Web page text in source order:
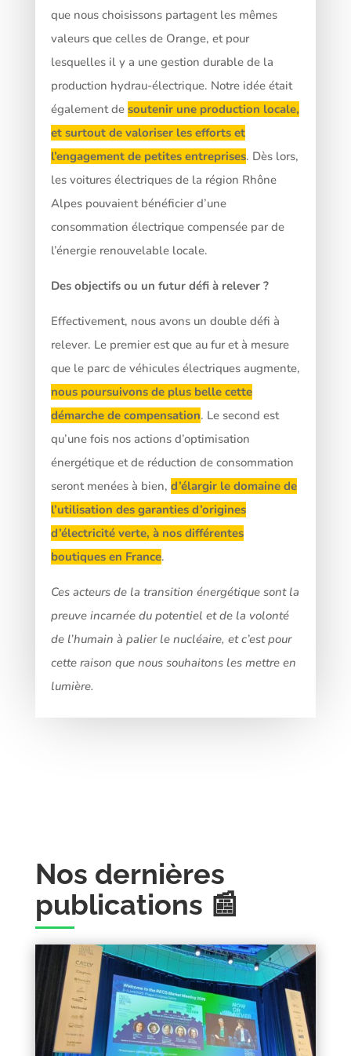
que nous choisissons partagent les mêmes
valeurs que celles de Orange, et pour
lesquelles il y a une gestion durable de la
production hydrau-électrique. Notre idée était
également de soutenir une production locale,
et surtout de valoriser les efforts et
l’engagement de petites entreprises. Dès lors,
les voitures électriques de la région Rhône
Alpes pouvaient bénéficier d’une
consommation électrique compensée par de
l’énergie renouvelable locale.
Des objectifs ou un futur défi à relever ?
Effectivement, nous avons un double défi à
relever. Le premier est que au fur et à mesure
que le parc de véhicules électriques augmente,
nous poursuivons de plus belle cette
démarche de compensation. Le second est
qu’une fois nos actions d’optimisation
énergétique et de réduction de consommation
seront menées à bien, d’élargir le domaine de
l’utilisation des garanties d’origines
d’électricité verte, à nos différentes
boutiques en France.
Ces acteurs de la transition énergétique sont la
preuve incarnée du potentiel et de la volonté
de l’humain à palier le nucléaire, et c’est pour
cette raison que nous souhaitons les mettre en
lumière.
Nos dernières
publications 📰